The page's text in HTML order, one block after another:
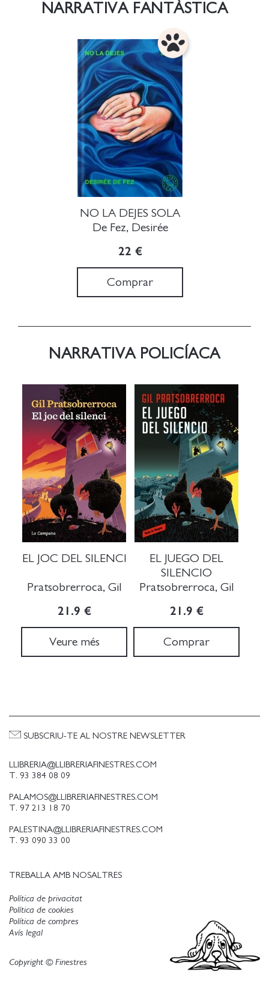
NARRATIVA FANTÀSTICA
NO LA DEJES SOLA
De Fez, Desirée
22 €
Comprar
NARRATIVA POLICÍACA
EL JOC DEL SILENCI
Pratsobrerroca, Gil
21.9 €
Veure més
EL JUEGO DEL
SILENCIO
Pratsobrerroca, Gil
21.9 €
Comprar
LLIBRERIA@LLIBRERIAFINESTRES.COM
T. 93 384 08 09
PALAMOS@LLIBRERIAFINESTRES.COM
T. 97 213 18 70
PALESTINA@LLIBRERIAFINESTRES.COM
T. 93 090 33 00
TREBALLA AMB NOSALTRES
SUBSCRIU-TE AL NOSTRE NEWSLETTER
Política de privacitat
Política de cookies
Avís legal
Política de compres
Copyright © Finestres